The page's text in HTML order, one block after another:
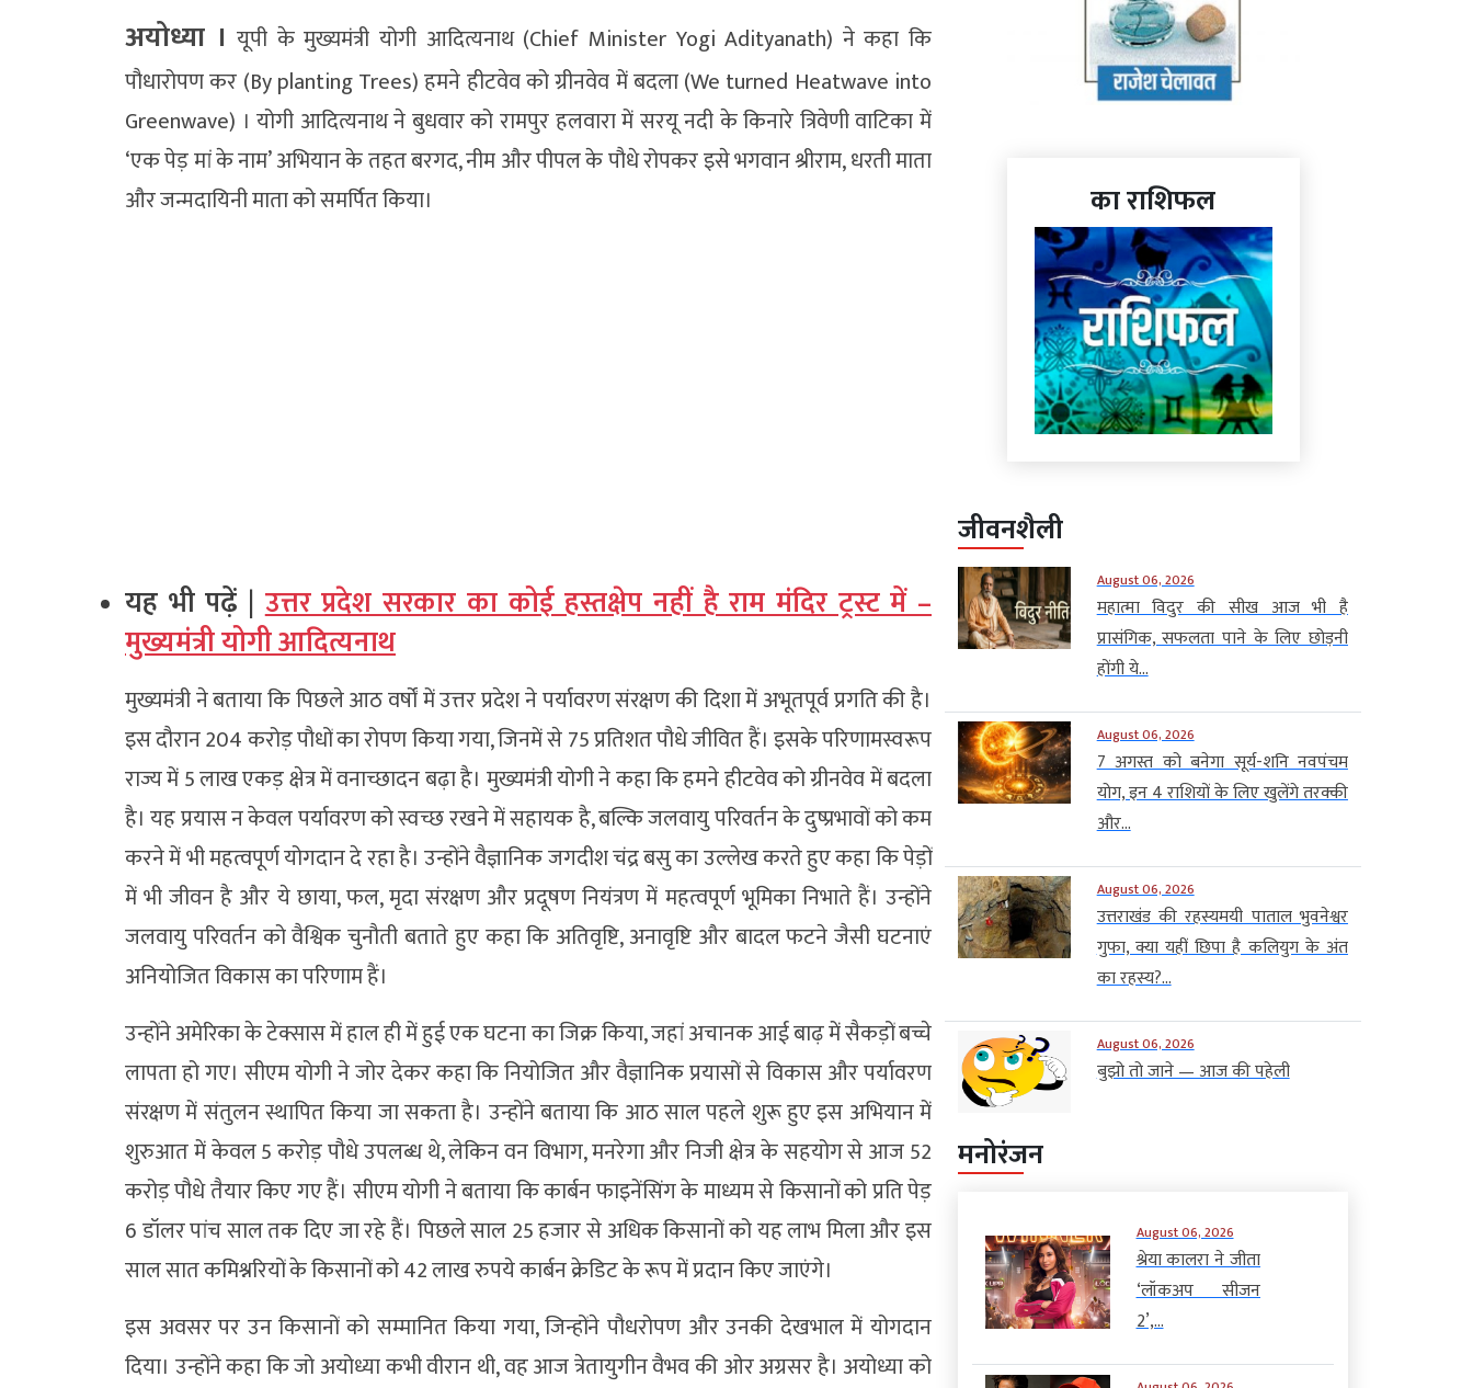
अयोध्या । यूपी के मुख्यमंत्री योगी आदित्यनाथ (Chief Minister Yogi Adityanath) ने कहा कि
पौधारोपण कर (By planting Trees) हमने हीटवेव को ग्रीनवेव में बदला (We turned Heatwave into
Greenwave) । योगी आदित्यनाथ ने बुधवार को रामपुर हलवारा में सरयू नदी के किनारे त्रिवेणी वाटिका में
‘एक पेड़ मां के नाम’ अभियान के तहत बरगद, नीम और पीपल के पौधे रोपकर इसे भगवान श्रीराम, धरती माता
और जन्मदायिनी माता को समर्पित किया।
यह भी पढ़ें |उत्तर प्रदेश सरकार का कोई हस्तक्षेप नहीं है राम मंदिर ट्रस्ट में –
मुख्यमंत्री योगी आदित्यनाथ
मुख्यमंत्री ने बताया कि पिछले आठ वर्षों में उत्तर प्रदेश ने पर्यावरण संरक्षण की दिशा में अभूतपूर्व प्रगति की है।
इस दौरान 204 करोड़ पौधों का रोपण किया गया, जिनमें से 75 प्रतिशत पौधे जीवित हैं। इसके परिणामस्वरूप
राज्य में 5 लाख एकड़ क्षेत्र में वनाच्छादन बढ़ा है। मुख्यमंत्री योगी ने कहा कि हमने हीटवेव को ग्रीनवेव में बदला
है। यह प्रयास न केवल पर्यावरण को स्वच्छ रखने में सहायक है, बल्कि जलवायु परिवर्तन के दुष्प्रभावों को कम
करने में भी महत्वपूर्ण योगदान दे रहा है। उन्होंने वैज्ञानिक जगदीश चंद्र बसु का उल्लेख करते हुए कहा कि पेड़ों
में भी जीवन है और ये छाया, फल, मृदा संरक्षण और प्रदूषण नियंत्रण में महत्वपूर्ण भूमिका निभाते हैं। उन्होंने
जलवायु परिवर्तन को वैश्विक चुनौती बताते हुए कहा कि अतिवृष्टि, अनावृष्टि और बादल फटने जैसी घटनाएं
अनियोजित विकास का परिणाम हैं।
उन्होंने अमेरिका के टेक्सास में हाल ही में हुई एक घटना का जिक्र किया, जहां अचानक आई बाढ़ में सैकड़ों बच्चे
लापता हो गए। सीएम योगी ने जोर देकर कहा कि नियोजित और वैज्ञानिक प्रयासों से विकास और पर्यावरण
संरक्षण में संतुलन स्थापित किया जा सकता है। उन्होंने बताया कि आठ साल पहले शुरू हुए इस अभियान में
शुरुआत में केवल 5 करोड़ पौधे उपलब्ध थे, लेकिन वन विभाग, मनरेगा और निजी क्षेत्र के सहयोग से आज 52
करोड़ पौधे तैयार किए गए हैं। सीएम योगी ने बताया कि कार्बन फाइनेंसिंग के माध्यम से किसानों को प्रति पेड़
6 डॉलर पांच साल तक दिए जा रहे हैं। पिछले साल 25 हजार से अधिक किसानों को यह लाभ मिला और इस
साल सात कमिश्नरियों के किसानों को 42 लाख रुपये कार्बन क्रेडिट के रूप में प्रदान किए जाएंगे।
इस अवसर पर उन किसानों को सम्मानित किया गया, जिन्होंने पौधरोपण और उनकी देखभाल में योगदान
दिया। उन्होंने कहा कि जो अयोध्या कभी वीरान थी, वह आज त्रेतायुगीन वैभव की ओर अग्रसर है। अयोध्या को
का राशिफल
जीवनशैली
August 06, 2026
महात्मा विदुर की सीख आज भी है
प्रासंगिक, सफलता पाने के लिए छोड़नी
होंगी ये...
August 06, 2026
7 अगस्त को बनेगा सूर्य-शनि नवपंचम
योग, इन 4 राशियों के लिए खुलेंगे तरक्की
और...
August 06, 2026
उत्तराखंड की रहस्यमयी पाताल भुवनेश्वर
गुफा, क्या यहीं छिपा है कलियुग के अंत
का रहस्य?...
August 06, 2026
बुझो तो जाने — आज की पहेली
मनोरंजन
August 06, 2026
श्रेया कालरा ने जीता
‘लॉकअप सीजन
2’,...